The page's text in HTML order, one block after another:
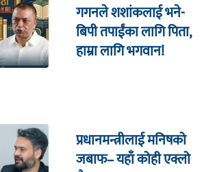
गगनले शशांकलाई भने-
बिपी तपाईंका लागि पिता,
हाम्रा लागि भगवान!
प्रधानमन्त्रीलाई मनिषको
जबाफ– यहाँ कोही एक्लो